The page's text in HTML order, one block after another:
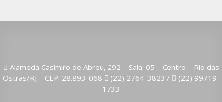
Alameda Casimiro de Abreu, 292 – Sala: 05 – Centro – Rio das
Ostras/RJ – CEP: 28.893-068
(22) 2764-3823 /
(22) 99719-
1733